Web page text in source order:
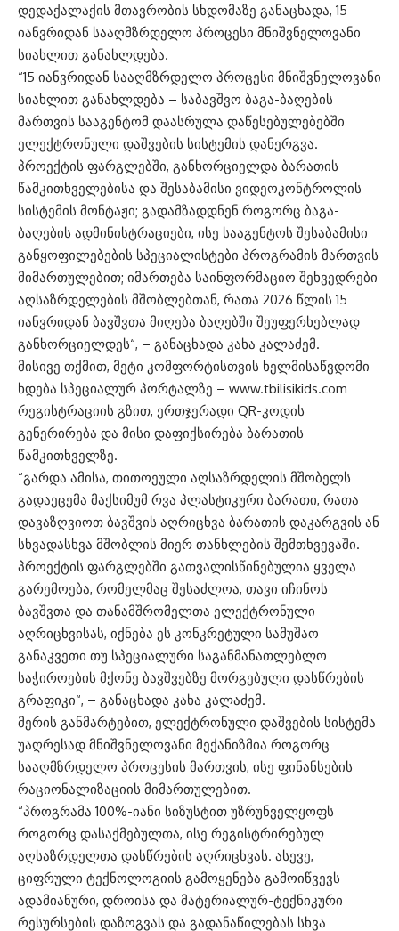
დედაქალაქის მთავრობის სხდომაზე განაცხადა, 15
იანვრიდან სააღმზრდელო პროცესი მნიშვნელოვანი
სიახლით განახლდება.
“15 იანვრიდან სააღმზრდელო პროცესი მნიშვნელოვანი
სიახლით განახლდება – საბავშვო ბაგა-ბაღების
მართვის სააგენტომ დაასრულა დაწესებულებებში
ელექტრონული დაშვების სისტემის დანერგვა.
პროექტის ფარგლებში, ⁠განხორციელდა ბარათის
წამკითხველებისა და შესაბამისი ვიდეოკონტროლის
სისტემის მონტაჟი; ⁠გადამზადდნენ როგორც ბაგა-
ბაღების ადმინისტრაციები, ისე სააგენტოს შესაბამისი
განყოფილებების სპეციალისტები პროგრამის მართვის
მიმართულებით; ⁠იმართება საინფორმაციო შეხვედრები
აღსაზრდელების მშობლებთან, რათა 2026 წლის 15
იანვრიდან ბავშვთა მიღება ბაღებში შეუფერხებლად
განხორციელდეს“, – განაცხადა კახა კალაძემ.
მისივე თქმით, მეტი კომფორტისთვის ხელმისაწვდომი
ხდება სპეციალურ პორტალზე – www.tbilisikids.com
რეგისტრაციის გზით, ერთჯერადი QR-კოდის
გენერირება და მისი დაფიქსირება ბარათის
წამკითხველზე.
“⁠გარდა ამისა, თითოეული აღსაზრდელის მშობელს
გადაეცემა მაქსიმუმ რვა პლასტიკური ბარათი, რათა
დავაზღვიოთ ბავშვის აღრიცხვა ბარათის დაკარგვის ან
სხვადასხვა მშობლის მიერ თანხლების შემთხვევაში.
პროექტის ფარგლებში გათვალისწინებულია ყველა
გარემოება, რომელმაც შესაძლოა, თავი იჩინოს
ბავშვთა და თანამშრომელთა ელექტრონული
აღრიცხვისას, იქნება ეს კონკრეტული სამუშაო
განაკვეთი თუ სპეციალური საგანმანათლებლო
საჭიროების მქონე ბავშვებზე მორგებული დასწრების
გრაფიკი“, – განაცხადა კახა კალაძემ.
მერის განმარტებით, ელექტრონული დაშვების სისტემა
უაღრესად მნიშვნელოვანი მექანიზმია როგორც
სააღმზრდელო პროცესის მართვის, ისე ფინანსების
რაციონალიზაციის მიმართულებით.
“პროგრამა 100%-იანი სიზუსტით უზრუნველყოფს
როგორც დასაქმებულთა, ისე რეგისტრირებულ
აღსაზრდელთა დასწრების აღრიცხვას. ასევე,
ციფრული ტექნოლოგიის გამოყენება გამოიწვევს
ადამიანური, დროისა და მატერიალურ-ტექნიკური
რესურსების დაზოგვას და გადანაწილებას სხვა